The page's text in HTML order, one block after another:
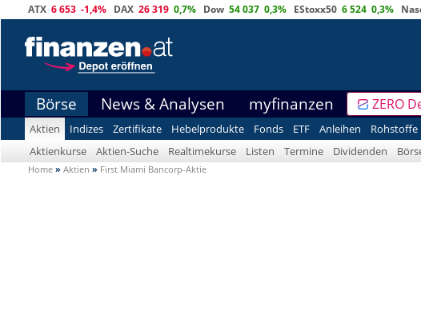
ATX 6 653 -1,4% DAX 26 319 0,7% Dow 54 037 0,3% EStoxx50 6 524 0,3%
Börse News & Analysen myfinanzen ZERO
Aktien Indizes Zertifikate Hebelprodukte Fonds ETF Anleihen Rohstoffe
Aktienkurse
Aktien-Suche Realtimekurse Listen Termine Dividenden
Home » Aktien » First Miami Bancorp-Aktie